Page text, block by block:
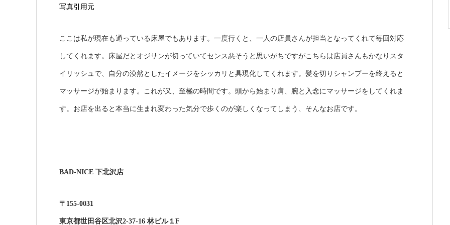
写真引用元
ここは私が現在も通っている床屋でもあります。一度行くと、一人の店員さんが担当となってくれて毎回対応
してくれます。床屋だとオジサンが切っていてセンス悪そうと思いがちですがこちらは店員さんもかなりスタ
イリッシュで、自分の漠然としたイメージをシッカリと具現化してくれます。髪を切りシャンプーを終えると
マッサージが始まります。これが又、至極の時間です。頭から始まり肩、腕と入念にマッサージをしてくれま
す。お店を出ると本当に生まれ変わった気分で歩くのが楽しくなってしまう、そんなお店です。
BAD-NICE 下北沢店
〒155-0031
東京都世田谷区北沢2-37-16 林ビル１F